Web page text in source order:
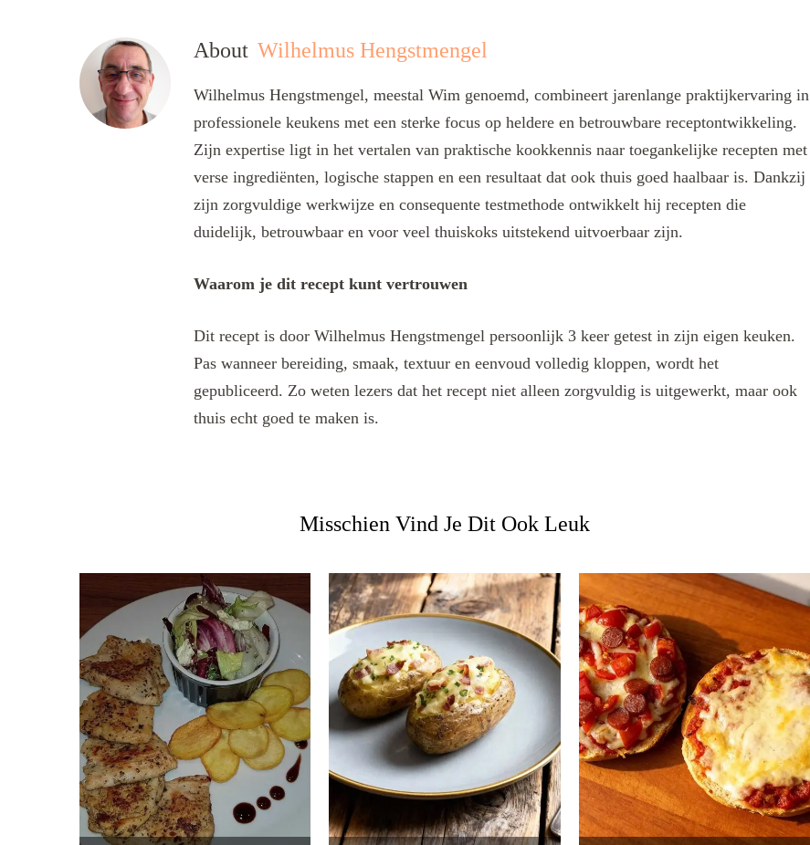
About Wilhelmus Hengstmengel
Wilhelmus Hengstmengel, meestal Wim genoemd, combineert jarenlange praktijkervaring in
professionele keukens met een sterke focus op heldere en betrouwbare receptontwikkeling.
Zijn expertise ligt in het vertalen van praktische kookkennis naar toegankelijke recepten met
verse ingrediënten, logische stappen en een resultaat dat ook thuis goed haalbaar is. Dankzij
zijn zorgvuldige werkwijze en consequente testmethode ontwikkelt hij recepten die
duidelijk, betrouwbaar en voor veel thuiskoks uitstekend uitvoerbaar zijn.
Waarom je dit recept kunt vertrouwen
Dit recept is door Wilhelmus Hengstmengel persoonlijk 3 keer getest in zijn eigen keuken.
Pas wanneer bereiding, smaak, textuur en eenvoud volledig kloppen, wordt het
gepubliceerd. Zo weten lezers dat het recept niet alleen zorgvuldig is uitgewerkt, maar ook
thuis echt goed te maken is.
Misschien Vind Je Dit Ook Leuk